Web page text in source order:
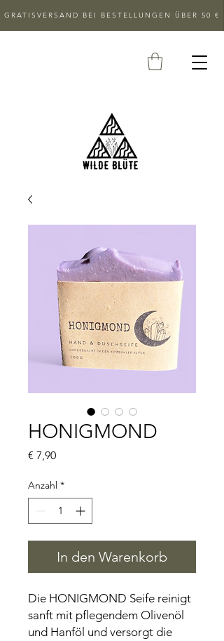
GRATISVERSAND BEI BESTELLUNGEN ÜBER 50 €
HONIGMOND
€ 7,90Preis
Anzahl *
In den Warenkorb
Die HONIGMOND Seife reinigt
sanft mit pflegendem Olivenöl
und Hanföl und versorgt die